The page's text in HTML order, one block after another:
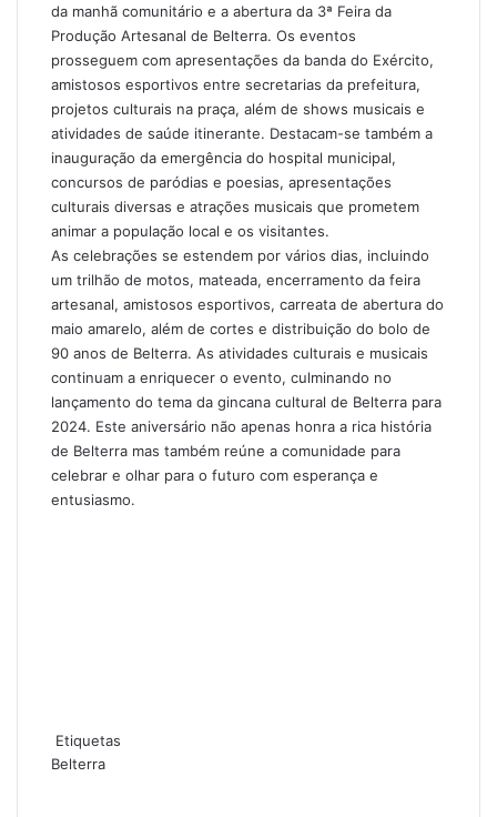
da manhã comunitário e a abertura da 3ª Feira da
Produção Artesanal de Belterra. Os eventos
prosseguem com apresentações da banda do Exército,
amistosos esportivos entre secretarias da prefeitura,
projetos culturais na praça, além de shows musicais e
atividades de saúde itinerante. Destacam-se também a
inauguração da emergência do hospital municipal,
concursos de paródias e poesias, apresentações
culturais diversas e atrações musicais que prometem
animar a população local e os visitantes.
As celebrações se estendem por vários dias, incluindo
um trilhão de motos, mateada, encerramento da feira
artesanal, amistosos esportivos, carreata de abertura do
maio amarelo, além de cortes e distribuição do bolo de
90 anos de Belterra. As atividades culturais e musicais
continuam a enriquecer o evento, culminando no
lançamento do tema da gincana cultural de Belterra para
2024. Este aniversário não apenas honra a rica história
de Belterra mas também reúne a comunidade para
celebrar e olhar para o futuro com esperança e
entusiasmo.
Etiquetas
Belterra